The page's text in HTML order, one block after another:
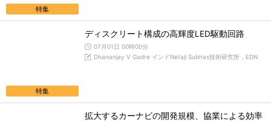
特集
特集
ディスクリート構成の高輝度LED駆動回路
07月01日 00時00分
Dhananjay V Gadre インドNetaji Subhas技術研究所，EDN
拡大するカーナビの開発規模、協業による効率